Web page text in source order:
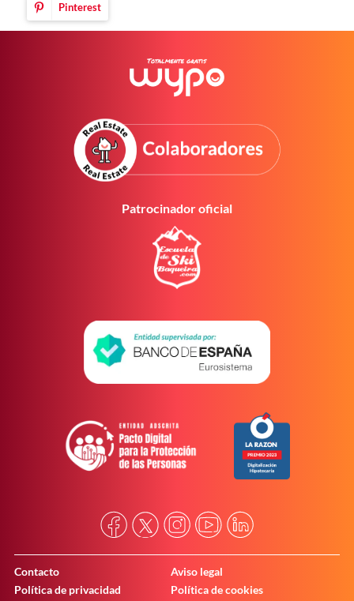
Pinterest
Patrocinador oficial
Contacto
Aviso legal
Política de privacidad
Política de cookies